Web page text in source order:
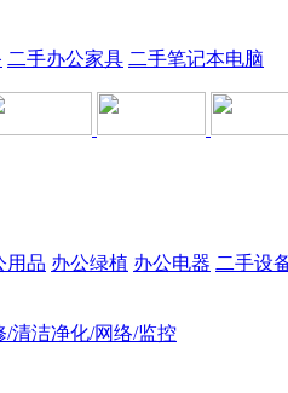
二手办公家具 二手笔记本电脑
用品 办公绿植 办公电器 二手设
/清洁净化/网络/监控